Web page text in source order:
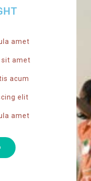
amet
sit amet
acum
elit
amet